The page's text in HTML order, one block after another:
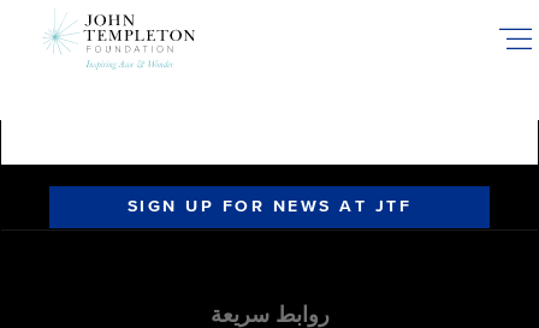
SIGN UP FOR NEWS AT JTF
روابط سريعة